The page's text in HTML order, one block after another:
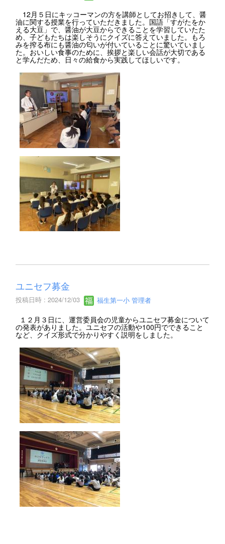
12月５日にキッコーマンの方を講師としてお招きして、醤
油に関する授業を行っていただきました。国語「すがたをか
える大豆」で、醤油が大豆からできることを学習していたた
め、子どもたちは楽しそうにクイズに答えていました。もろ
みを搾る布にも醤油の匂いが付いていることに驚いていまし
た。おいしい食事のために、挨拶と楽しい会話が大切である
と学んだため、日々の給食から実践してほしいです。
ユニセフ募金
投稿日時 : 2024/12/03 福生第一小 管理者
１２月３日に、運営委員会の児童からユニセフ募金について
の発表がありました。ユニセフの活動や100円でできること
など、クイズ形式で分かりやすく説明をしました。